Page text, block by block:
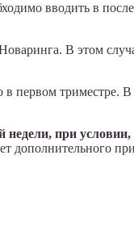
вводить в
В этом
первом триместре.
недели, при
дополнительного